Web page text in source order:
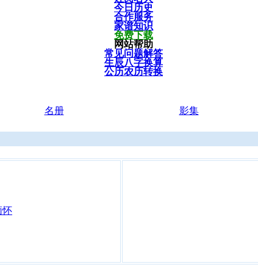
今日历史
合作服务
家谱知识
免费下载
网站帮助
常见问题解答
生辰八字换算
公历农历转换
名册 影集